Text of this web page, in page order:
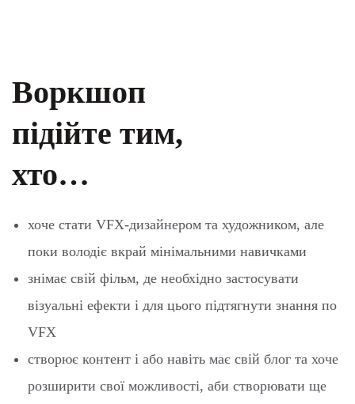
Воркшоп
підійте тим,
хто…
хоче стати VFX-дизайнером та художником, але
поки володіє вкрай мінімальними навичками
знімає свій фільм, де необхідно застосувати
візуальні ефекти і для цього підтягнути знання по
VFX
створює контент і або навіть має свій блог та хоче
розширити свої можливості, аби створювати ще